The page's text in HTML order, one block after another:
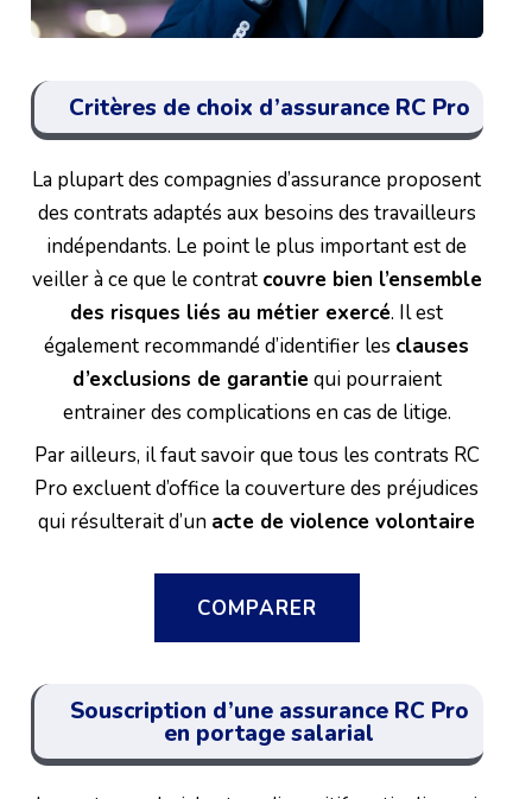
Critères de choix d’assurance RC Pro
La plupart des compagnies d’assurance proposent
des contrats adaptés aux besoins des travailleurs
indépendants. Le point le plus important est de
veiller à ce que le contrat couvre bien l’ensemble
des risques liés au métier exercé. Il est
également recommandé d’identifier les clauses
d’exclusions de garantie qui pourraient
entrainer des complications en cas de litige.
Par ailleurs, il faut savoir que tous les contrats RC
Pro excluent d’office la couverture des préjudices
qui résulterait d’un acte de violence volontaire
COMPARER
Souscription d’une assurance RC Pro
en portage salarial